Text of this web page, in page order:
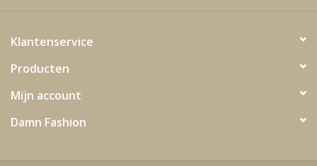
Klantenservice
Producten
Mijn account
Damn Fashion